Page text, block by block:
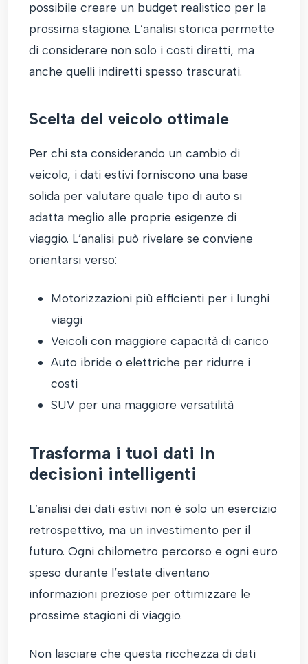
possibile creare un budget realistico per la
prossima stagione. L’analisi storica permette
di considerare non solo i costi diretti, ma
anche quelli indiretti spesso trascurati.
Scelta del veicolo ottimale
Per chi sta considerando un cambio di
veicolo, i dati estivi forniscono una base
solida per valutare quale tipo di auto si
adatta meglio alle proprie esigenze di
viaggio. L’analisi può rivelare se conviene
orientarsi verso:
Motorizzazioni più efficienti per i lunghi
viaggi
Veicoli con maggiore capacità di carico
Auto ibride o elettriche per ridurre i
costi
SUV per una maggiore versatilità
Trasforma i tuoi dati in
decisioni intelligenti
L’analisi dei dati estivi non è solo un esercizio
retrospettivo, ma un investimento per il
futuro. Ogni chilometro percorso e ogni euro
speso durante l’estate diventano
informazioni preziose per ottimizzare le
prossime stagioni di viaggio.
Non lasciare che questa ricchezza di dati